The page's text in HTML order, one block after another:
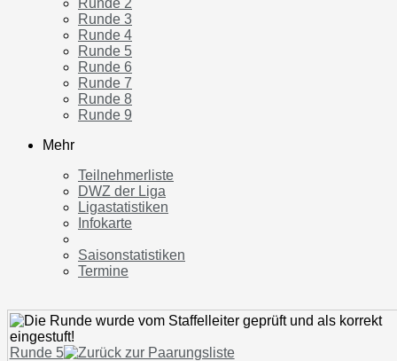
Runde 3
Runde 4
Runde 5
Runde 6
Runde 7
Runde 8
Runde 9
Mehr
Teilnehmerliste
DWZ der Liga
Ligastatistiken
Infokarte
Saisonstatistiken
Termine
Runde 5